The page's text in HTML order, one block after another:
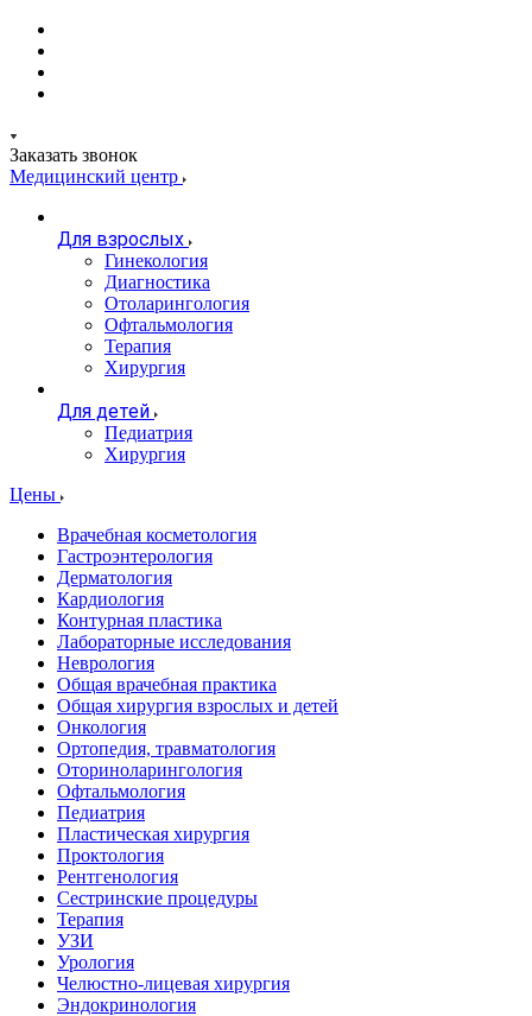
Заказать звонок
Медицинский центр
Для взрослых
Гинекология
Диагностика
Отоларингология
Офтальмология
Терапия
Хирургия
Для детей
Педиатрия
Хирургия
Цены
Врачебная косметология
Гастроэнтерология
Дерматология
Кардиология
Контурная пластика
Лабораторные исследования
Неврология
Общая врачебная практика
Общая хирургия взрослых и детей
Онкология
Ортопедия, травматология
Оториноларингология
Офтальмология
Педиатрия
Пластическая хирургия
Проктология
Рентгенология
Сестринские процедуры
Терапия
УЗИ
Урология
Челюстно-лицевая хирургия
Эндокринология